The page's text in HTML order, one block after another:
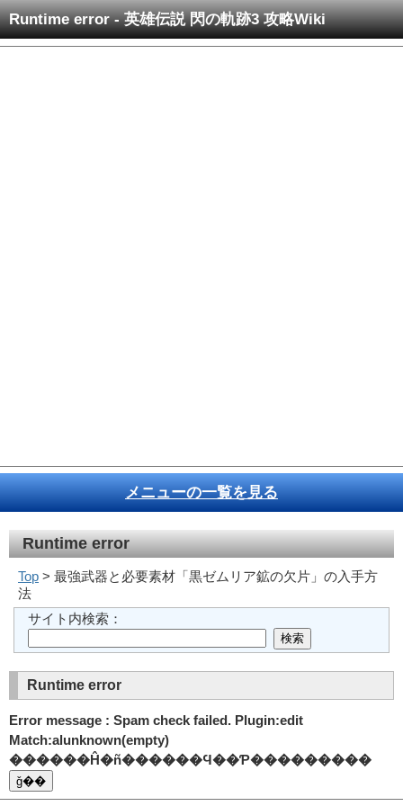
Runtime error - 英雄伝説 閃の軌跡3 攻略Wiki
メニューの一覧を見る
Runtime error
Top > 最強武器と必要素材「黒ゼムリア鉱の欠片」の入手方
法
サイト内検索：
Runtime error
Error message : Spam check failed. Plugin:edit
Match:alunknown(empty)
������Ĥ�ñ������Ϥ��Ƥ���������